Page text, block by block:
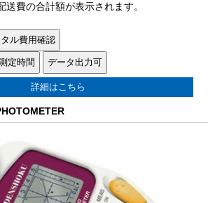
送費の合計額が表示されます。
詳細はこちら